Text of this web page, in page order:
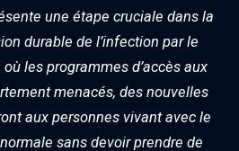
une étape cruciale dans la
durable de l’infection par le
les programmes d’accès aux
menacés, des nouvelles
aux personnes vivant avec le
sans devoir prendre de